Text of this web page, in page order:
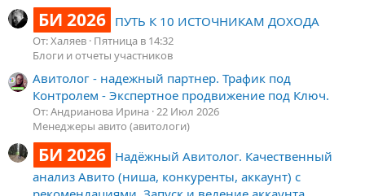
БИ 2026 ПУТЬ К 10 ИСТОЧНИКАМ ДОХОДА
От: Халяев Пятница в 14:32
Блоги и отчеты участников
Авитолог - надежный партнер. Трафик под
Контролем - Экспертное продвижение под Ключ.
От: Андрианова Ирина 22 Июл 2026
Менеджеры авито (авитологи)
БИ 2026 Надёжный Авитолог. Качественный
анализ Авито (ниша, конкуренты, аккаунт) с